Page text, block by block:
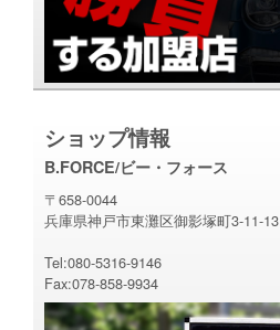
ショップ情報
B.FORCE/ビー・フォース
〒658-0044
兵庫県神戸市東灘区御影塚町3-11-13
Tel:080-5316-9146
Fax:078-858-9934